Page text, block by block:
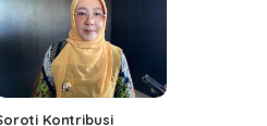
Kontribusi